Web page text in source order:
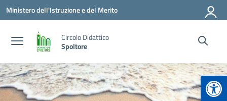
Vai ai contenuti
Vai al menu di navigazione
Vai al footer
Ministero dell'Istruzione e del Merito
Circolo Didattico
Spoltore